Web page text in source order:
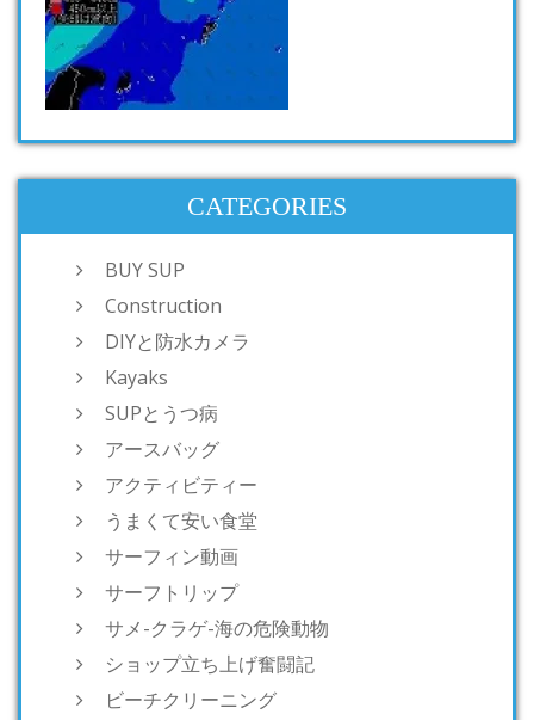
CATEGORIES
BUY SUP
Construction
DIYと防水カメラ
Kayaks
SUPとうつ病
アースバッグ
アクティビティー
うまくて安い食堂
サーフィン動画
サーフトリップ
サメ-クラゲ-海の危険動物
ショップ立ち上げ奮闘記
ビーチクリーニング